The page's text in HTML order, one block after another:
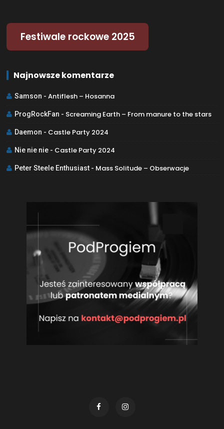
Festiwale rockowe 2025
Najnowsze komentarze
Samson - Antiflesh – Hosanna
ProgRockFan - Screaming Earth – From manure to the stars
Daemon - Castle Party 2024
Nie nie nie - Castle Party 2024
Peter Steele Enthusiast - Mass Solitude – Obserwacje